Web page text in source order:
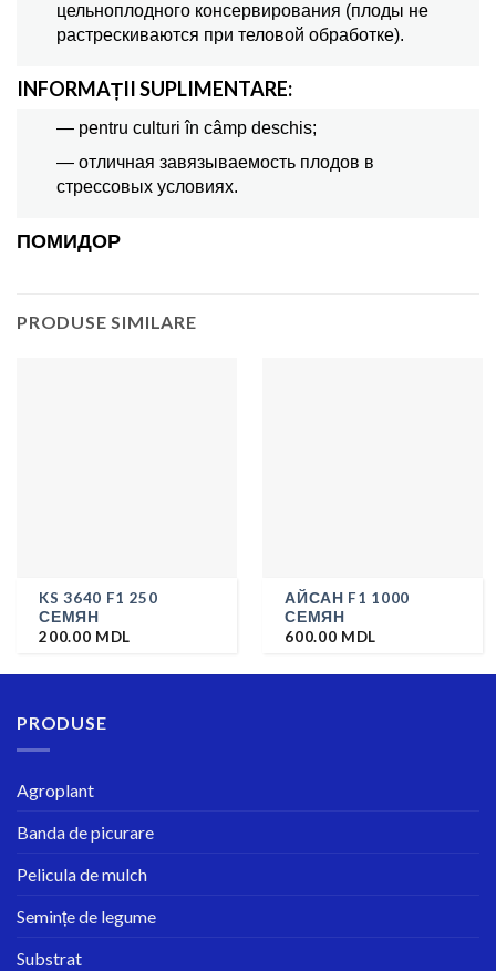
цельноплодного консервирования (плоды не
растрескиваются при теловой обработке).
INFORMAȚII SUPLIMENTARE:
— pentru culturi în câmp deschis;
— отличная завязываемость плодов в
стрессовых условиях.
ПОМИДОР
PRODUSE SIMILARE
KS 3640 F1 250
СЕМЯН
200.00 MDL
АЙСАН F1 1000
СЕМЯН
600.00 MDL
PRODUSE
Agroplant
Banda de picurare
Pelicula de mulch
Semințe de legume
Substrat